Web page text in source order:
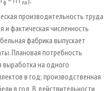
ф пл
производительность труда
и фактическая численность
фабрика выпускает
Плановая потребность
выработка на одного
в год; производственная
в год. В действительности